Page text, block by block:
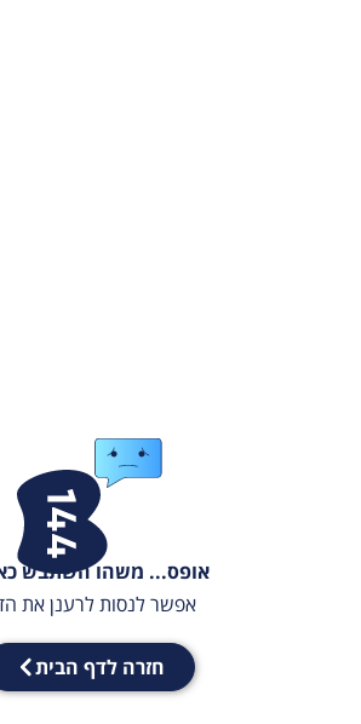
אופס... משהו השתבש
אפשר לנסות לרענן את
חזרה לדף הבית